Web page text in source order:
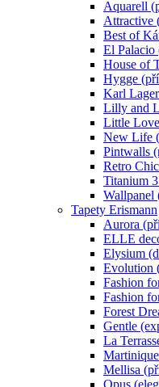
Aquarell
Attractive
Best of
El Palacio
House of
Hygge
Karl
Lilly and
Little
New Life
Pintwalls
Retro
Titanium
Wallpanel
Tapety Erismann
Aurora
ELLE
Elysium
Evolution
Fashion
Fashion
Forest
Gentle
La
Mellisa
Opus